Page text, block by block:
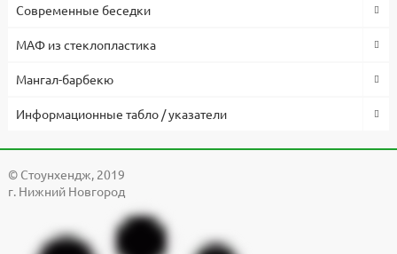
Современные беседки
МАФ из стеклопластика
Мангал-барбекю
Информационные табло / указатели
© Cтоунхендж, 2019
г. Нижний Новгород